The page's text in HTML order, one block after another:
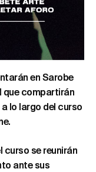
en Sarobe
que compartirán
lo largo del curso
curso se reunirán
ante sus